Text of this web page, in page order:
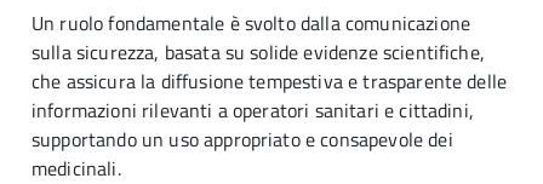
Un ruolo fondamentale è svolto dalla comunicazione
sulla sicurezza, basata su solide evidenze scientifiche,
che assicura la diffusione tempestiva e trasparente delle
informazioni rilevanti a operatori sanitari e cittadini,
supportando un uso appropriato e consapevole dei
medicinali.